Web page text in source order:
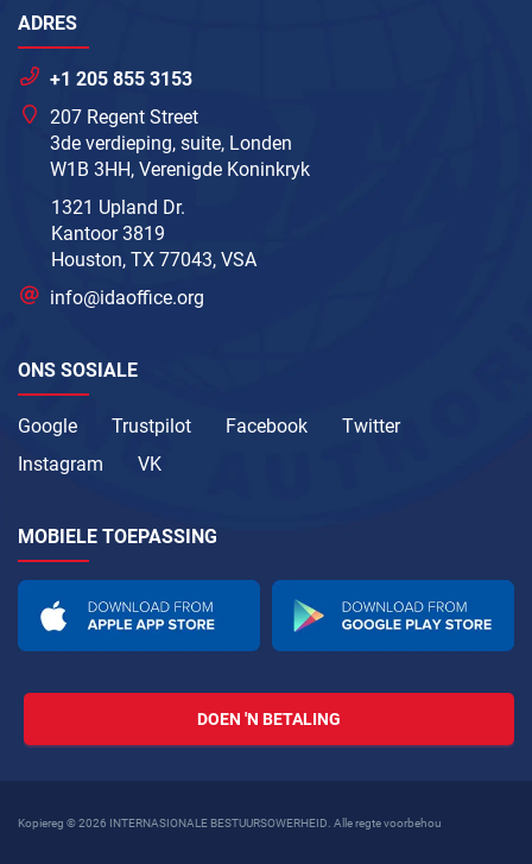
ADRES
+1 205 855 3153
207 Regent Street
3de verdieping, suite, Londen
W1B 3HH, Verenigde Koninkryk
1321 Upland Dr.
Kantoor 3819
Houston, TX 77043, VSA
info@idaoffice.org
ONS SOSIALE
Google Trustpilot Facebook
Twitter
Instagram
VK
MOBIELE TOEPASSING
DOEN 'N BETALING
Kopiereg © 2026 INTERNASIONALE BESTUURSOWERHEID. Alle regte voorbehou